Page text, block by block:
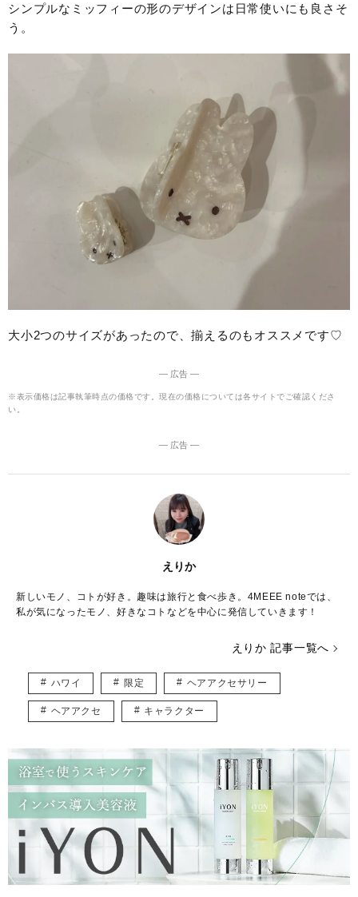
シンプルなミッフィーの形のデザインは日常使いにも良さそ
う。
大小2つのサイズがあったので、揃えるのもオススメです♡
― 広告 ―
※表示価格は記事執筆時点の価格です。現在の価格については各サイトでご確認くださ
い。
― 広告 ―
えりか
新しいモノ、コトが好き。趣味は旅行と食べ歩き。4MEEE noteでは、
私が気になったモノ、好きなコトなどを中心に発信していきます！
えりか 記事一覧へ
ハワイ 限定 ヘアアクセサリー
ヘアアクセ キャラクター